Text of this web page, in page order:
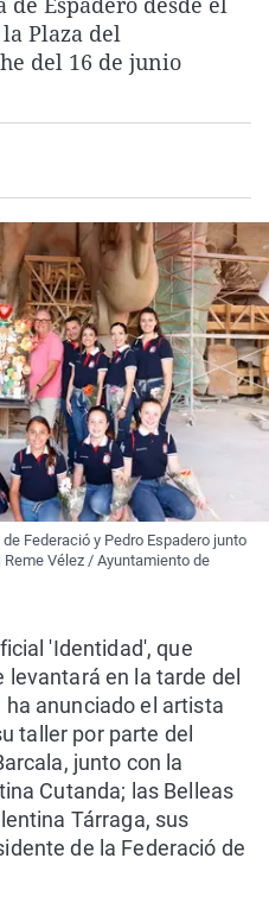
La rosa de los vientos
Gente viajera
Caso
Retornados
Extremadura
Galicia
Virales
Televisión
Plaza del
del 16 de junio
Federació y Pedro Espadero junto
Vélez / Ayuntamiento de
'Identidad', que
levantará en la tarde del
anunciado el artista
taller por parte del
junto con la
Cutanda; las Belleas
Tárraga, sus
de la Federació de